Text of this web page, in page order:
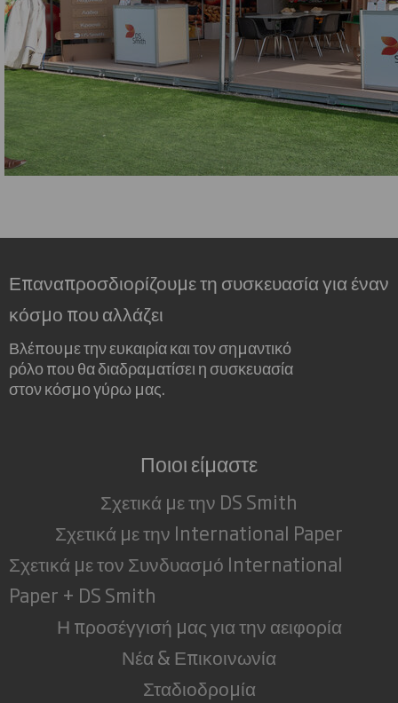
Επαναπροσδιορίζουμε τη συσκευασία για έναν
κόσμο που αλλάζει
Βλέπουμε την ευκαιρία και τον σημαντικό
ρόλο που θα διαδραματίσει η συσκευασία
στον κόσμο γύρω μας.
Ποιοι είμαστε
Σχετικά με την DS Smith
Σχετικά με την International Paper
Σχετικά με τον Συνδυασμό International
Paper + DS Smith
Η προσέγγισή μας για την αειφορία
Νέα & Επικοινωνία
Σταδιοδρομία